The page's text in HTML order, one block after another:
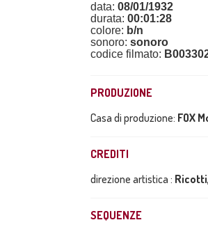
data: 08/01/1932
durata: 00:01:28
colore: b/n
sonoro: sonoro
codice filmato:
PRODUZIONE
Casa di produzione: FOX
CREDITI
direzione artistica :
SEQUENZE